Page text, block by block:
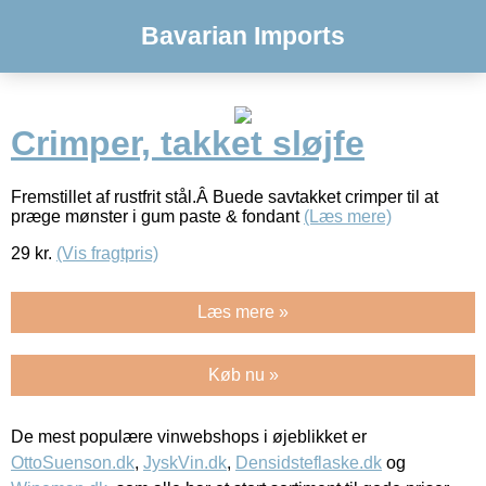
Bavarian Imports
Crimper, takket sløjfe
Fremstillet af rustfrit stål.Â Buede savtakket crimper til at
præge mønster i gum paste & fondant (Læs mere)
29 kr. (Vis fragtpris)
Læs mere »
Køb nu »
De mest populære vinwebshops i øjeblikket er
OttoSuenson.dk, JyskVin.dk, Densidsteflaske.dk og